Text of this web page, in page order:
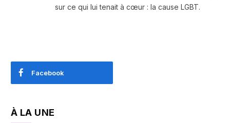
sur ce qui lui tenait à cœur : la cause LGBT.
Facebook
À LA UNE